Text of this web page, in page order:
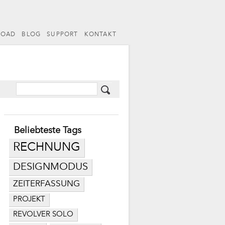
BLOG SUPPORT KONTAKT
Beliebteste Tags
RECHNUNG
DESIGNMODUS
ZEITERFASSUNG
PROJEKT
REVOLVER SOLO